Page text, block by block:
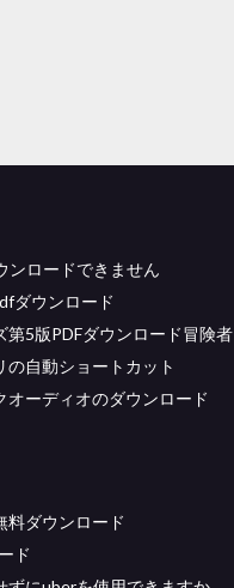
ンロードできません
ダウンロード
第5版PDFダウンロード冒険者
の自動ショートカット
オーディオのダウンロード
料ダウンロード
ド